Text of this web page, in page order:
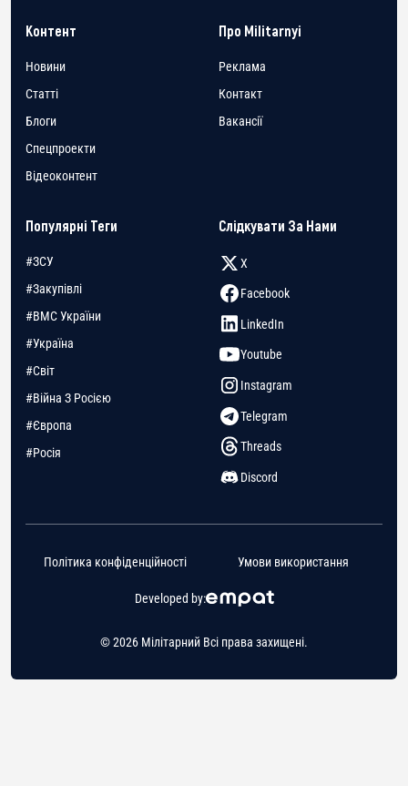
Контент
Новини
Статті
Блоги
Спецпроекти
Відеоконтент
Про Militarnyi
Реклама
Контакт
Вакансії
Популярні Теги
#ЗСУ
#Закупівлі
#ВМС України
#Україна
#Світ
#Війна З Росією
#Європа
#Росія
Слідкувати За Нами
X
Facebook
LinkedIn
Youtube
Instagram
Telegram
Threads
Discord
© 2026 Мілітарний Всі права захищені.
Developed by:
Політика конфіденційності Умови використання